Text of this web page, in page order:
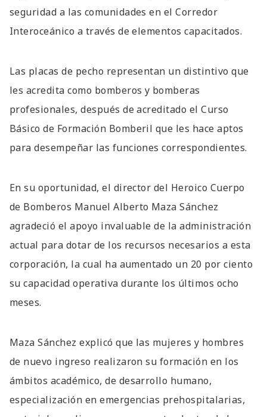
seguridad a las comunidades en el Corredor
Interoceánico a través de elementos capacitados.
Las placas de pecho representan un distintivo que
les acredita como bomberos y bomberas
profesionales, después de acreditado el Curso
Básico de Formación Bomberil que les hace aptos
para desempeñar las funciones correspondientes.
En su oportunidad, el director del Heroico Cuerpo
de Bomberos Manuel Alberto Maza Sánchez
agradeció el apoyo invaluable de la administración
actual para dotar de los recursos necesarios a esta
corporación, la cual ha aumentado un 20 por ciento
su capacidad operativa durante los últimos ocho
meses.
Maza Sánchez explicó que las mujeres y hombres
de nuevo ingreso realizaron su formación en los
ámbitos académico, de desarrollo humano,
especialización en emergencias prehospitalarias,